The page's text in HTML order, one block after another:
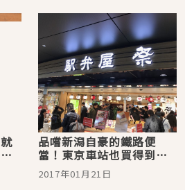
品嚐新潟自豪的鐵路便
當！東京車站也買得到：
新發田三新軒「蝦千兩散
壽司」
2017年01月21日